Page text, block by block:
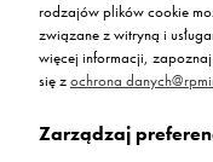
Przejdź do:
rodzajów plików cookie
związane z witryną i
więcej informacji, zapoznaj
się zochrona
Zarządzaj